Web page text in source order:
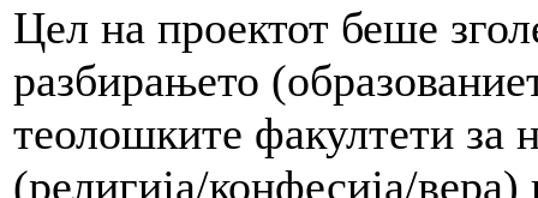
Цел на проектот беше
разбирањето
теолошките факултети за
(религија/конфесија/вера)